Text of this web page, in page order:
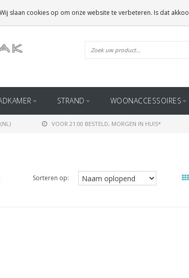
STRAND WOONACCESSOIRES
VOOR 21:00 BESTELD, MORGEN IN HUIS*
Sorteren op:
Wij slaan cookies op om onze website te verbeteren. Is dat